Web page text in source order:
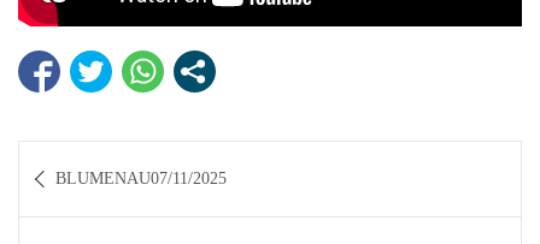
de
BLUMENAU07/11/2025